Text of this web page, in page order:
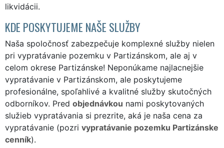
likvidácii.
KDE POSKYTUJEME NAŠE SLUŽBY
Naša spoločnosť zabezpečuje komplexné služby nielen
pri vypratávanie pozemku v Partizánskom, ale aj v
celom okrese Partizánske! Neponúkame najlacnejšie
vypratávanie v Partizánskom, ale poskytujeme
profesionálne, spoľahlivé a kvalitné služby skutočných
odborníkov. Pred objednávkou nami poskytovaných
služieb vypratávania si prezrite, aká je naša cena za
vypratávanie (pozri vypratávanie pozemku Partizánske
cenník).